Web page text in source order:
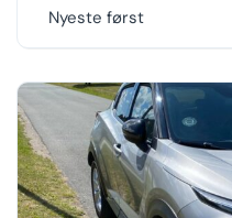
Nyeste først